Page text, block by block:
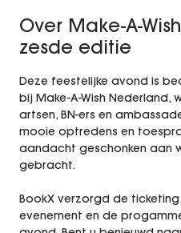
Over Make-A-
zesde editie
Deze feestelijke avond is
bij Make-A-Wish Nederland,
artsen, BN-ers en
mooie optredens en
aandacht geschonken aan
gebracht.
BookX verzorgd de
evenement en de
Team
Oranje
Partner
Vacatures